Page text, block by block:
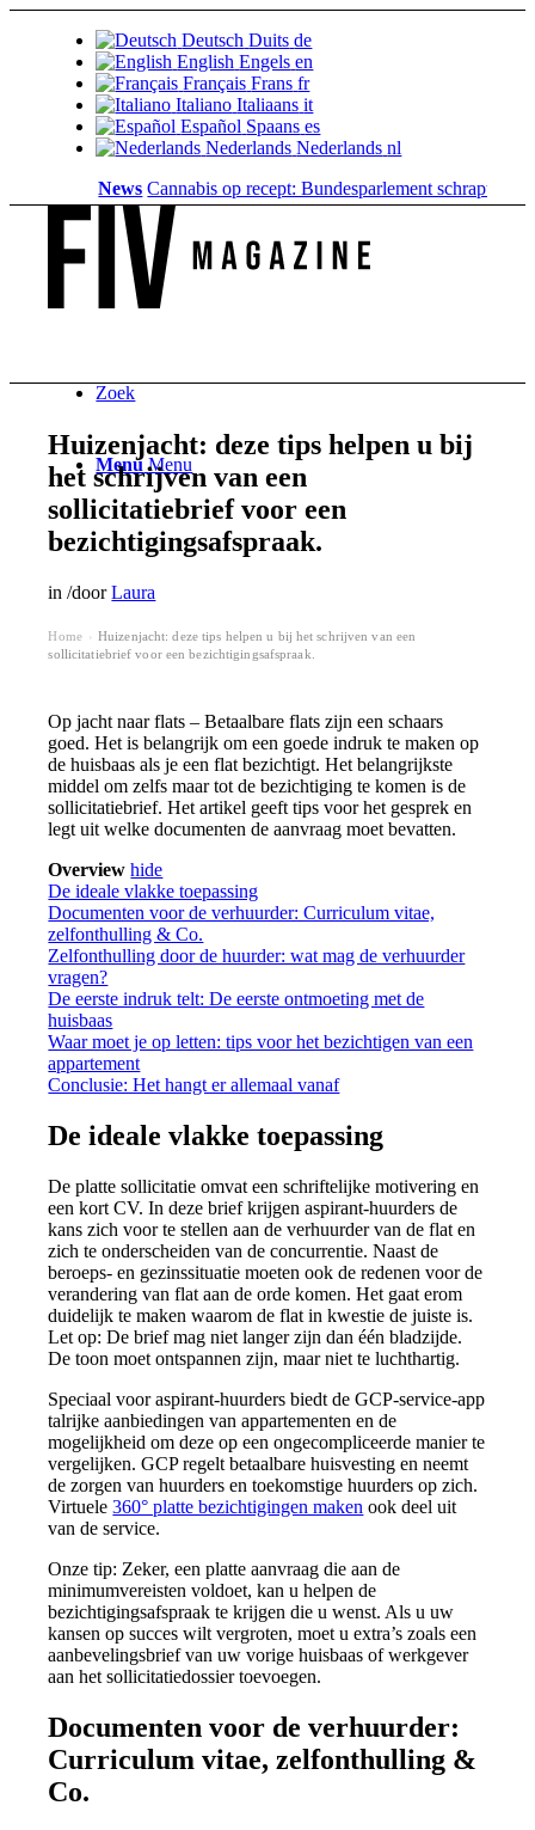
Deutsch Duits de
English Engels en
Français Frans fr
Italiano Italiaans it
Español Spaans es
Nederlands Nederlands nl
News Cannabis op recept: Bundesparlement schrapt de
Zoek
Menu Menu
Huizenjacht: deze tips helpen u bij
het schrijven van een
sollicitatiebrief voor een
bezichtigingsafspraak.
in/doorLaura
Home
Huizenjacht: deze tips helpen u bij het schrijven van een
sollicitatiebrief voor een bezichtigingsafspraak.
Op jacht naar flats – Betaalbare flats zijn een schaars
goed. Het is belangrijk om een goede indruk te maken op
de huisbaas als je een flat bezichtigt. Het belangrijkste
middel om zelfs maar tot de bezichtiging te komen is de
sollicitatiebrief. Het artikel geeft tips voor het gesprek en
legt uit welke documenten de aanvraag moet bevatten.
Overview hide
De ideale vlakke toepassing
Documenten voor de verhuurder: Curriculum vitae,
zelfonthulling & Co.
Zelfonthulling door de huurder: wat mag de verhuurder
vragen?
De eerste indruk telt: De eerste ontmoeting met de
huisbaas
Waar moet je op letten: tips voor het bezichtigen van een
appartement
Conclusie: Het hangt er allemaal vanaf
De ideale vlakke toepassing
De platte sollicitatie omvat een schriftelijke motivering en
een kort CV. In deze brief krijgen aspirant-huurders de
kans zich voor te stellen aan de verhuurder van de flat en
zich te onderscheiden van de concurrentie. Naast de
beroeps- en gezinssituatie moeten ook de redenen voor de
verandering van flat aan de orde komen. Het gaat erom
duidelijk te maken waarom de flat in kwestie de juiste is.
Let op: De brief mag niet langer zijn dan één bladzijde.
De toon moet ontspannen zijn, maar niet te luchthartig.
Speciaal voor aspirant-huurders biedt de GCP-service-app
talrijke aanbiedingen van appartementen en de
mogelijkheid om deze op een ongecompliceerde manier te
vergelijken. GCP regelt betaalbare huisvesting en neemt
de zorgen van huurders en toekomstige huurders op zich.
Virtuele360° platte bezichtigingen maken ook deel uit
van de service.
Onze tip: Zeker, een platte aanvraag die aan de
minimumvereisten voldoet, kan u helpen de
bezichtigingsafspraak te krijgen die u wenst. Als u uw
kansen op succes wilt vergroten, moet u extra’s zoals een
aanbevelingsbrief van uw vorige huisbaas of werkgever
aan het sollicitatiedossier toevoegen.
Documenten voor de verhuurder:
Curriculum vitae, zelfonthulling &
Co.